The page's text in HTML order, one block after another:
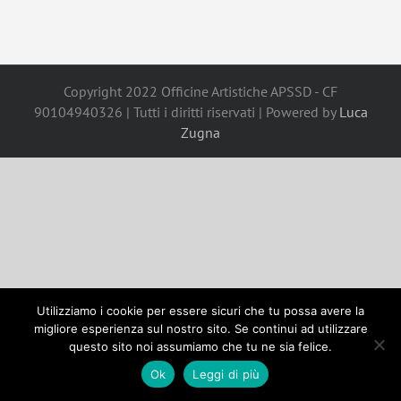
Copyright 2022 Officine Artistiche APSSD - CF
90104940326 | Tutti i diritti riservati | Powered by Luca
Zugna
Utilizziamo i cookie per essere sicuri che tu possa avere la
migliore esperienza sul nostro sito. Se continui ad utilizzare
questo sito noi assumiamo che tu ne sia felice.
Ok
Leggi di più